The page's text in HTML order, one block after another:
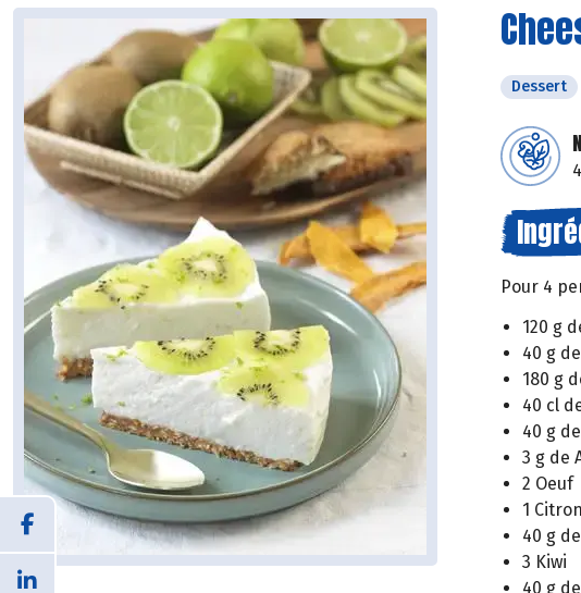
Dessert
Pour 4
120 g
40 g
180 g
40 cl
40 g
3 g de
2 Oeuf
1
40 g
3 Kiwi
40 g